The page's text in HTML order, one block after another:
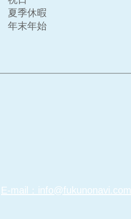
夏季休暇
年末年始
​E-mail：info@fukunonavi.com